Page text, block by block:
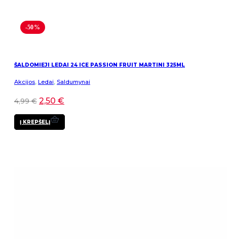
-50%
ŠALDOMIEJI LEDAI 24 ICE PASSION FRUIT MARTINI 325ML
Akcijos, Ledai, Saldumynai
4,99€ 2,50 €
Į KREPŠELĮ